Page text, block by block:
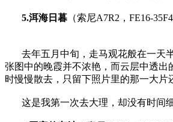
5.洱海日暮 （索尼A7R2，FE16-
去年五月中旬，走马观花般在一天
张图中的晚霞并不浓艳，而云层中透
时慢慢散去，只留下照片里的那一大片
这是我第一次去大理，却没有时间